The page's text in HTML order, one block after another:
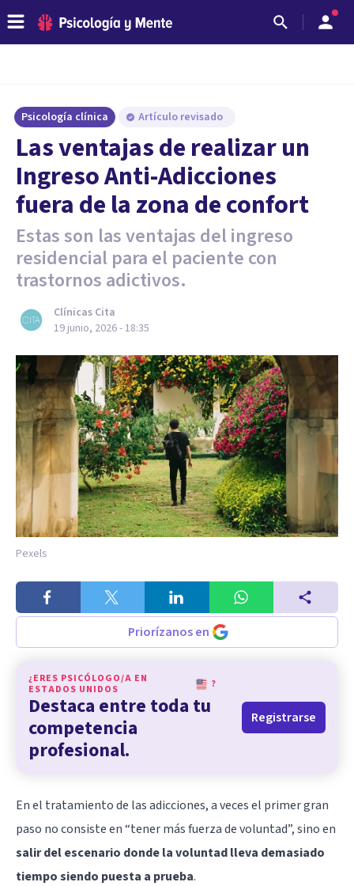
Psicología clínica Artículo revisado
Las ventajas de realizar un
Ingreso Anti-Adicciones
fuera de la zona de confort
Estas son las ventajas del ingreso
residencial para el paciente con
trastornos adictivos.
Clínicas Cita
19 junio, 2026 - 18:35
Pexels
Priorízanos en
¿ERES PSICÓLOGO/A EN
ESTADOS UNIDOS
?
Destaca entre toda tu
competencia
profesional.
Registrarse
En el tratamiento de las adicciones, a veces el primer gran
paso no consiste en “tener más fuerza de voluntad”, sino en
salir del escenario donde la voluntad lleva demasiado
tiempo siendo puesta a prueba.